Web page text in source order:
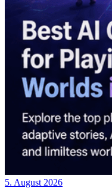
5. August 2026